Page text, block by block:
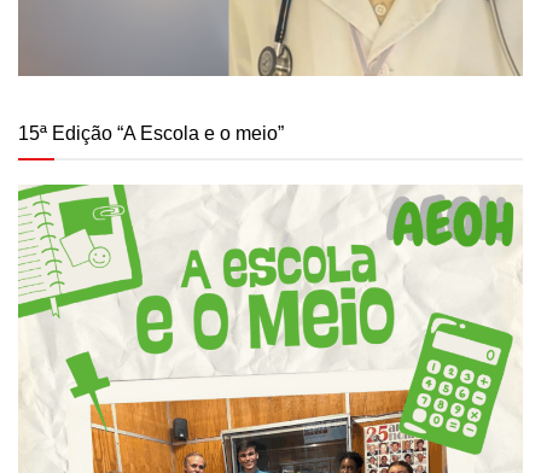
15ª Edição “A Escola e o meio”